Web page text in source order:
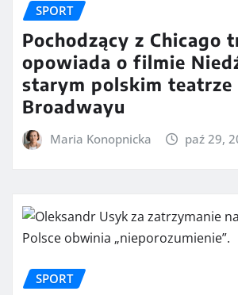
SPORT
Pochodzący z Chicago
opowiada o filmie
starym polskim teatrze
Broadwayu
Maria Konopnicka paź 29,
SPORT